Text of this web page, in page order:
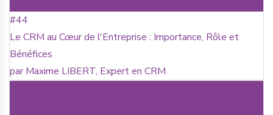
#44
Le CRM au Cœur de l'Entreprise : Importance, Rôle et
Bénéfices
par Maxime LIBERT, Expert en CRM